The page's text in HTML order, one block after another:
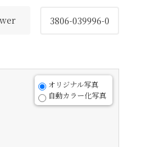
3806-039996-0
オリジナル写真
自動カラー化写真